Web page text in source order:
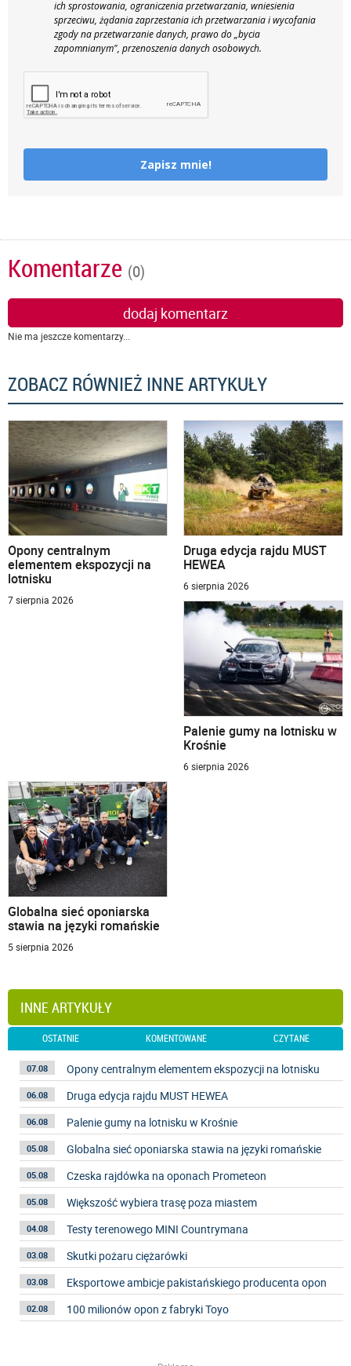
ich sprostowania, ograniczenia przetwarzania, wniesienia
sprzeciwu, żądania zaprzestania ich przetwarzania i wycofania
zgody na przetwarzanie danych, prawo do „bycia
zapomnianym", przenoszenia danych osobowych.
Zapisz mnie!
Komentarze (0)
dodaj komentarz
Nie ma jeszcze komentarzy...
ZOBACZ RÓWNIEŻ INNE ARTYKUŁY
Opony centralnym
elementem ekspozycji na
lotnisku
7 sierpnia 2026
Druga edycja rajdu MUST
HEWEA
6 sierpnia 2026
Palenie gumy na lotnisku w
Krośnie
6 sierpnia 2026
Globalna sieć oponiarska
stawia na języki romańskie
5 sierpnia 2026
INNE ARTYKUŁY
OSTATNIE KOMENTOWANE CZYTANE
07.08 Opony centralnym elementem ekspozycji na lotnisku
06.08 Druga edycja rajdu MUST HEWEA
06.08 Palenie gumy na lotnisku w Krośnie
05.08 Globalna sieć oponiarska stawia na języki romańskie
05.08 Czeska rajdówka na oponach Prometeon
05.08 Większość wybiera trasę poza miastem
04.08 Testy terenowego MINI Countrymana
03.08 Skutki pożaru ciężarówki
03.08 Eksportowe ambicje pakistańskiego producenta opon
02.08 100 milionów opon z fabryki Toyo